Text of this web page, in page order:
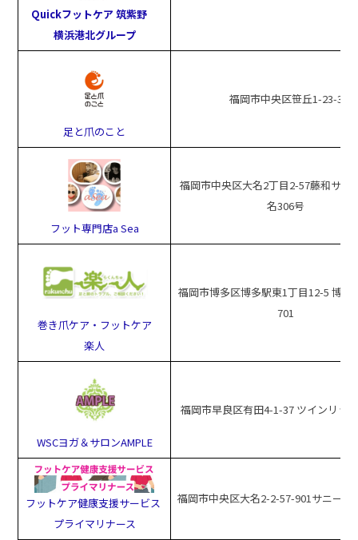
Quickフットケア 筑紫野
横浜港北グループ
足と爪のこと
福岡市中央区笹丘1-23-3
フット専門店a Sea
福岡市中央区大名2丁目2-57藤和サン
名306号
巻き爪ケア・フットケア
楽人
福岡市博多区博多駅東1丁目12-5 博多
701
WSCヨガ＆サロンAMPLE
福岡市早良区有田4-1-37 ツインリッ
フットケア健康支援サービス ​
プライマリナース
福岡市中央区大名2-2-57-901サニーテ